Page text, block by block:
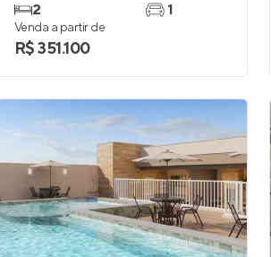
2
1
Venda a partir de
R$ 351.100